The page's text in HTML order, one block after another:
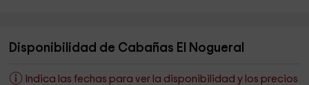
Disponibilidad de Cabañas El Nogueral
Indica las fechas para ver la disponibilidad y los precios